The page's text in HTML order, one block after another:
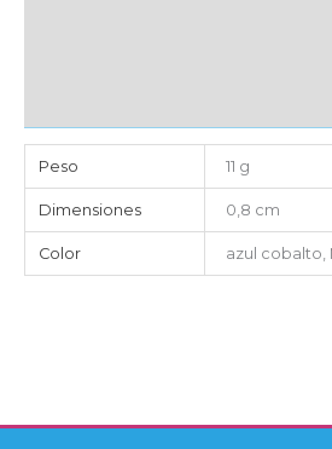
Peso 11 g
Dimensiones 0,8 cm
Color azul cobalto,